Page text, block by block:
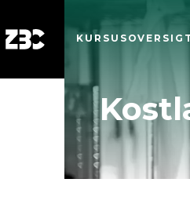
KURSUSOVERSIGT